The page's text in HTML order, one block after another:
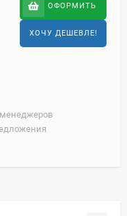
ОФОРМИТЬ
ХОЧУ ДЕШЕВЛЕ!
менеджеров